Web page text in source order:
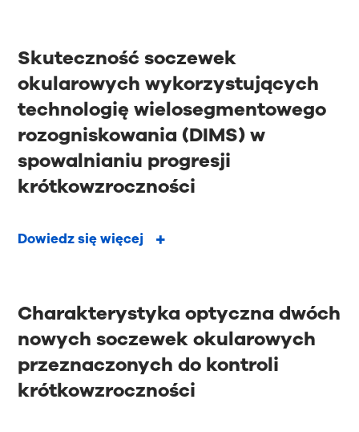
Skuteczność soczewek
okularowych wykorzystujących
technologię wielosegmentowego
rozogniskowania (DIMS) w
spowalnianiu progresji
krótkowzroczności
Dowiedz się więcej
Charakterystyka optyczna dwóch
nowych soczewek okularowych
przeznaczonych do kontroli
krótkowzroczności